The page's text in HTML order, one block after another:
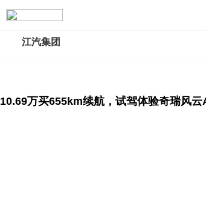
江汽集团
10.69万买655km续航，试驾体验奇瑞风云